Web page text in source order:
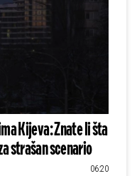
Kijeva: Znate li šta
strašan scenario
06:20